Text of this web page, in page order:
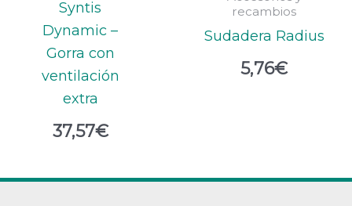
Syntis
Dynamic –
Gorra con
ventilación
extra
37,57€
recambios
Sudadera Radius
5,76€